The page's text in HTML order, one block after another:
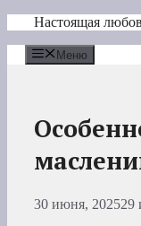
Перейти
содержимому
Настоящая
Меню
30 июня, 202529